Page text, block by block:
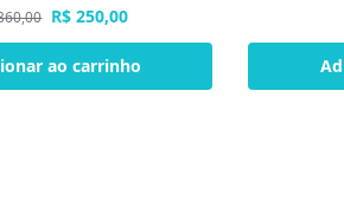
R$ 250,00
ao carrinho